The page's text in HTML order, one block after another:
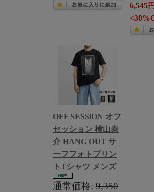
6,545
OFF SESSiON オフ
セッション 横山泰
介 HANG OUT サ
ーフフォトプリン
トTシャツ メンズ
通常価格: 9,350